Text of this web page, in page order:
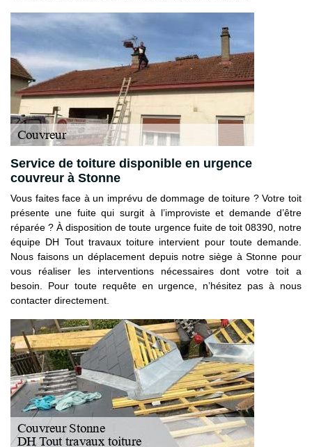
Service de toiture disponible en urgence
couvreur à Stonne
Vous faites face à un imprévu de dommage de toiture ? Votre toit
présente une fuite qui surgit à l’improviste et demande d’être
réparée ? À disposition de toute urgence fuite de toit 08390, notre
équipe DH Tout travaux toiture intervient pour toute demande.
Nous faisons un déplacement depuis notre siège à Stonne pour
vous réaliser les interventions nécessaires dont votre toit a
besoin. Pour toute requête en urgence, n’hésitez pas à nous
contacter directement.